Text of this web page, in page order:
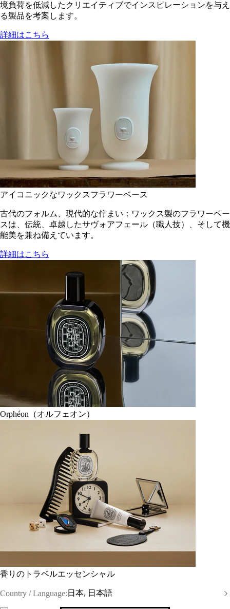
境負荷を低減した​クリエイティブでインスピレーションを与え
る製品を考案します。
詳細はこちら
アイコニックなワックスフラワーベース
古代のフォルム、現代的な佇まい：ワックス製のフラワーベー
スは、伝統、卓越したサヴォアフェール（職人技）、そして機
能美を兼ね備えています。
詳細はこちら
Orphéon（オルフェオン）
香りのトラベルエッセンシャル
Country / Language: 日本, 日本語